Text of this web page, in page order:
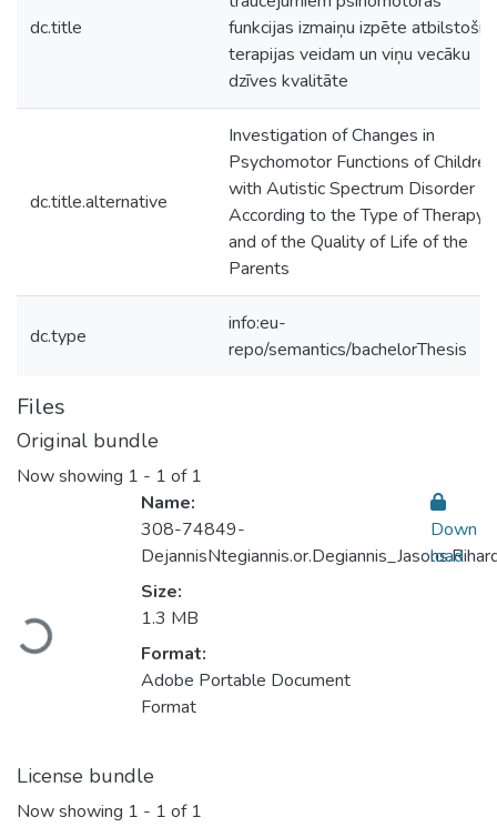
dc.title
funkcijas izmaiņu izpēte atbilstoši
terapijas veidam un viņu vecāku
dzīves kvalitāte
dc.title.alternative
Investigation of Changes in
Psychomotor Functions of Children
with Autistic Spectrum Disorder
According to the Type of Therapy,
and of the Quality of Life of the
Parents
dc.type
info:eu-
repo/semantics/bachelorThesis
Files
Original bundle
Now showing 1 - 1 of 1
Loading...
Name:
308-74849-
Size:
1.3 MB
Format:
Adobe Portable Document
Format
Down
load
License bundle
Now showing 1 - 1 of 1